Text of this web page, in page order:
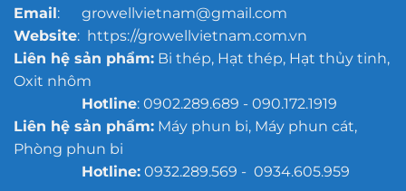
Email: growellvietnam@gmail.com
Website: https://growellvietnam.com.vn
Liên hệ sản phẩm:Bi thép, Hạt thép, Hạt thủy tinh,
Oxit nhôm
Hotline: 0902.289.689 - 090.172.1919
Liên hệ sản phẩm:Máy phun bi, Máy phun cát,
Phòng phun bi
Hotline:0932.289.569 - 0934.605.959